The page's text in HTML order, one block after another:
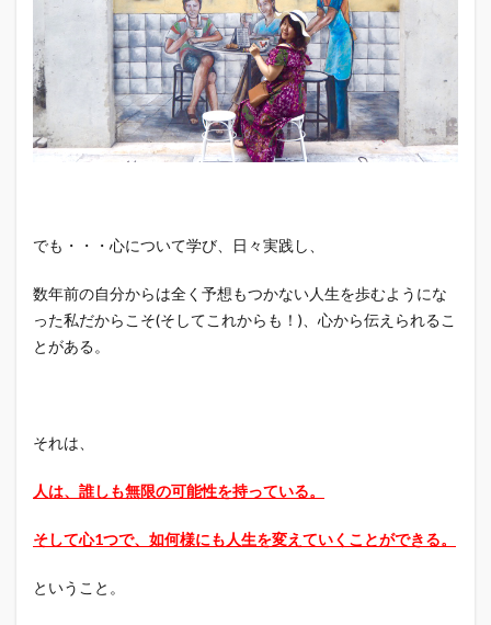
でも・・・心について学び、日々実践し、
数年前の自分からは全く予想もつかない人生を歩むようにな
った私だからこそ(そしてこれからも！)、心から伝えられるこ
とがある。
それは、
人は、誰しも無限の可能性を持っている。
そして心1つで、如何様にも人生を変えていくことができる。
ということ。